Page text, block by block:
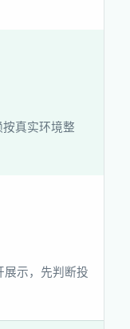
真实环境整
展示，先判断投